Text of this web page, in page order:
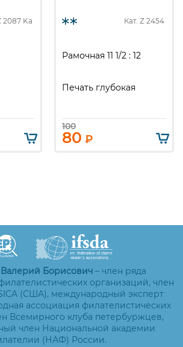
2087 Ka Кат. Z 2454
Рамочная 11 1/2 : 12
Печать глубокая
100
80 ₽
Борисович– член ряда
организаций, член
(США), международный эксперт
ассоциация филателистических
Всемирного клуба петербуржцев,
член Национальной академии
(НАФ) России.